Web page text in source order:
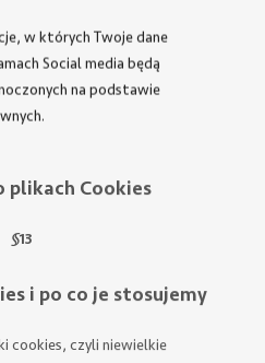
w których Twoje dane
Social media będą
na podstawie
plikach Cookies
§13
i po co je stosujemy
cookies, czyli niewielkie